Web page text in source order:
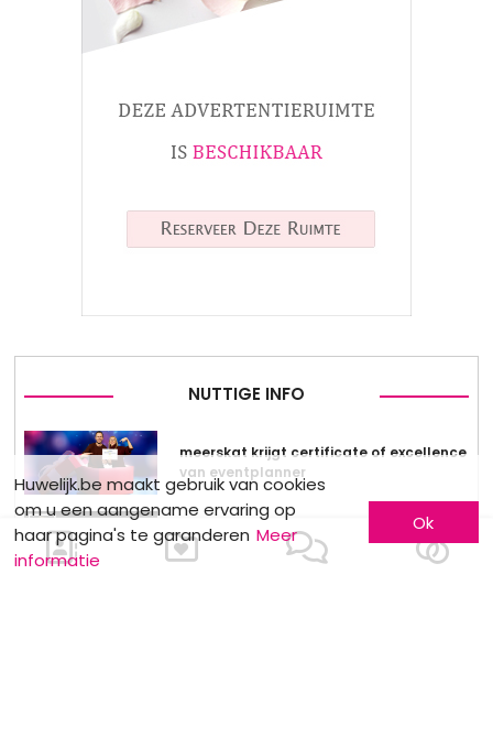
NUTTIGE INFO
meerskat krijgt certificate of excellence
van eventplanner
Dewit Wines : Wijndegustatie
Huwelijk.be maakt gebruik van cookies
om u een aangename ervaring op
haar pagina's te garanderen Meer
informatie
Ok